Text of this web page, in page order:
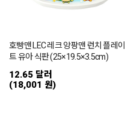
호빵맨 LEC 레크 앙팡맨 런치 플레이
트 유아 식판 (25×19.5×3.5cm)
12.65 달러
(18,001 원)